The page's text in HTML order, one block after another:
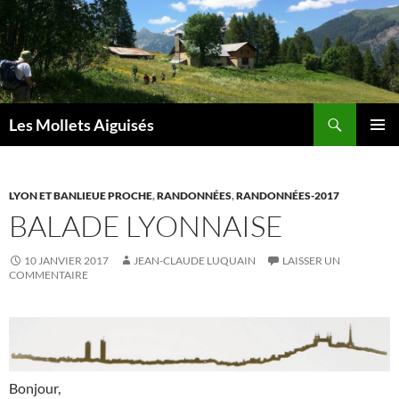
Aller
au
contenu
Les Mollets Aiguisés
LYON ET BANLIEUE PROCHE,RANDONNÉES,RANDONNÉES-2017
BALADE LYONNAISE
10 JANVIER 2017 JEAN-CLAUDE LUQUAIN
LAISSER UN
COMMENTAIRE
Bonjour,